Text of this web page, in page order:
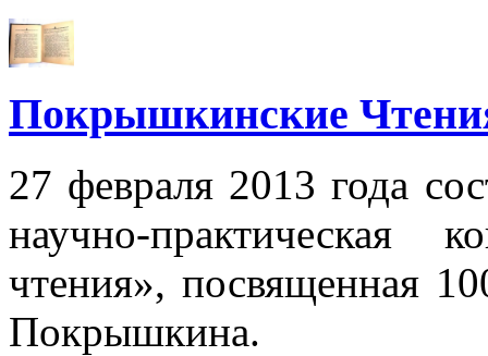
Покрышкинские
27 февраля 2013 года
научно-практическая
чтения», посвященная
Покрышкина.